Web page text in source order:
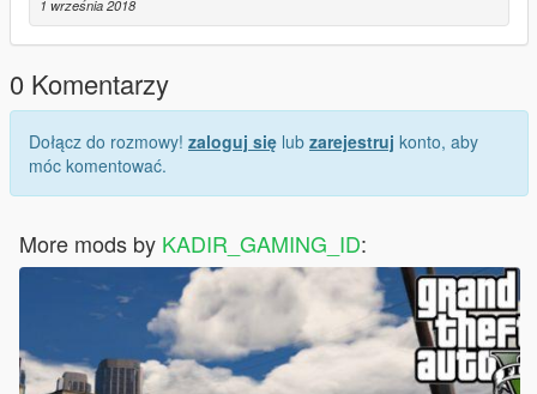
1 września 2018
0 Komentarzy
Dołącz do rozmowy! zaloguj się lub zarejestruj konto, aby
móc komentować.
More mods by KADIR_GAMING_ID: